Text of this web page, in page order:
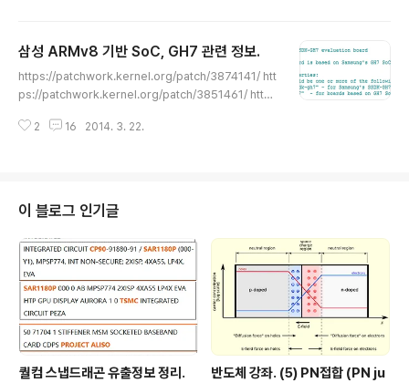
65 3639 8코어로 표시 - HMP 지원. 1.30GHz - Cort
ex-A7 클럭. 최초에 A15 2.1GHz, A7 1.5GHz로 알려
졌으나 갤럭시S5 클럭이 A15 1.9GHz, A7 1.3GHz 이
삼성 ARMv8 기반 SoC, GH7 관련 정보.
https://patchwork.kernel.org/patch/3874141/ htt
ps://patchwork.kernel.org/patch/3851461/ http
s://patchwork.kernel.org/patch/3851441/ 삼성의
를 꺼리는듯. ARMv8 기반이라면 Cortex-A57일 가능
성이 높습니다. ARMv8 기반 8코어입니다. 2클러스터이
고 클러스터당 4코어입니다. 2클러스터인 점이나 GIC를
봤을 때 CCI-400 인듯. CC..
2 16 2014. 3. 22.
이 블로그 인기글
퀄컴 스냅드래곤 유출정보 정리.
반도체 강좌. (5) PN접합 (PN ju